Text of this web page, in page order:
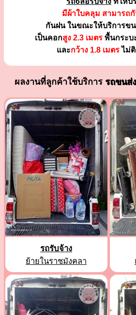
มีผ้าใบคลุม สามารถ
กันฝน ในขณะให้บริการขน
เป็นคอกสูง 2.3 เมตรพื้นกระบ
และกว้าง 1.8 เมตรไม่
ผลงานที่ลูกค้าใช้บริการ รถขนส่
รถรับจ้าง
ย้ายในราชมังคลา